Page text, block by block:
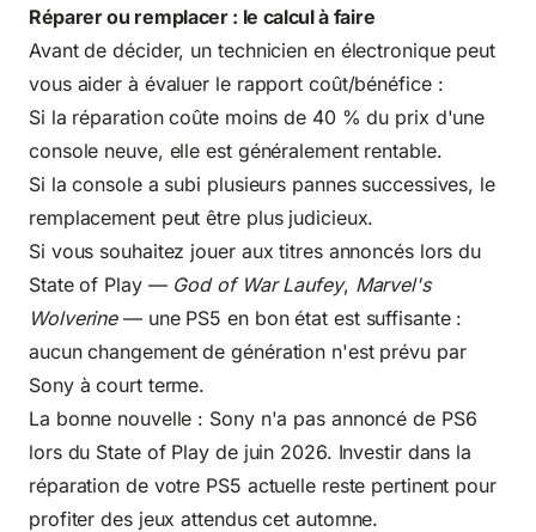
Réparer ou remplacer : le calcul à faire
Avant de décider, un technicien en électronique peut
vous aider à évaluer le rapport coût/bénéfice :
Si la réparation coûte moins de 40 % du prix d'une
console neuve, elle est généralement rentable.
Si la console a subi plusieurs pannes successives, le
remplacement peut être plus judicieux.
Si vous souhaitez jouer aux titres annoncés lors du
State of Play — God of War Laufey, Marvel's
Wolverine— une PS5 en bon état est suffisante :
aucun changement de génération n'est prévu par
Sony à court terme.
La bonne nouvelle : Sony n'a pas annoncé de PS6
lors du State of Play de juin 2026. Investir dans la
réparation de votre PS5 actuelle reste pertinent pour
profiter des jeux attendus cet automne.